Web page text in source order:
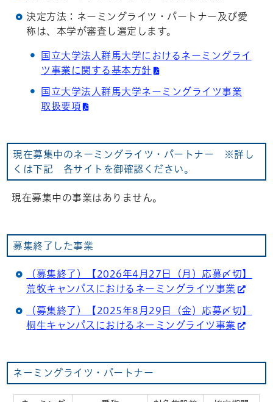
決定方法：ネーミングライツ・パートナー及び愛
称は、本学が審査し選定します。
国立大学法人群馬大学におけるネーミングライ
ツ事業に関する基本方針
国立大学法人群馬大学ネーミングライツ事業
取扱要項
現在募集中のネーミングライツ・パートナー ※詳し
くは下記 各サイトを御確認ください。
現在募集中の事業はありません。
募集終了した事業
（募集終了）【2026年4月27日（月）応募〆切】
荒牧キャンパスにおけるネーミングライツ事業
（募集終了）【2025年8月29日（金）応募〆切】
桐生キャンパスにおけるネーミングライツ事業
ネーミングライツ・パートナー